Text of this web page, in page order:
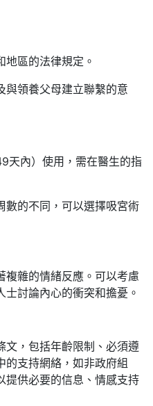
區的法律規定。
與領養父母建立聯繫的意
天內）使用，需在醫生的指
數的不同，可以選擇吸宮術
複雜的情緒反應。可以考慮
討論內心的衝突和擔憂。
文，包括年齡限制、必須遵
的支持網絡，如非政府組
提供必要的信息、情感支持